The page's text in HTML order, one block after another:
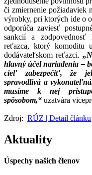
či zmiernenie požiadaviek
výrobky, pri ktorých ide o
odporúča zaviesť
sankcií a
reťazca, ktorý komoditu
dodávateľskom reťazci.
hlavný účel nariadenia –
cieľ zabezpečiť, že
spravodlivá a
musíme k nej
spôsobom,“ uzatvára
Zdroj: RÚZ | Detail článku
Aktuality
Úspechy našich členov